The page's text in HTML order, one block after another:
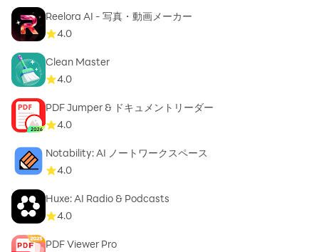
Reelora AI - 写真・動画メーカー
4.0
Clean Master
4.0
PDF Jumper & ドキュメントリーダー
4.0
Notability: AI ノートワークスペース
4.0
Huxe: AI Radio & Podcasts
4.0
PDF Viewer Pro